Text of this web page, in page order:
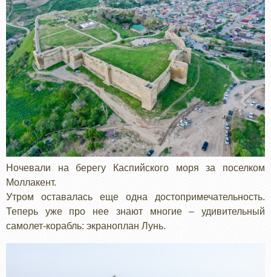
Ночевали на берегу Каспийского моря за поселком
Моллакент.
Утром оставалась еще одна достопримечательность.
Теперь уже про нее знают многие – удивительный
самолет-корабль: экраноплан Лунь.